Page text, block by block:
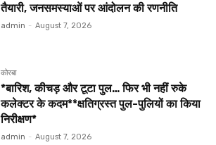
तैयारी, जनसमस्याओं पर आंदोलन की रणनीति
admin - August 7, 2026
कोरबा
*बारिश, कीचड़ और टूटा पुल… फिर भी नहीं रुके
कलेक्टर के कदम**क्षतिग्रस्त पुल-पुलियों का किया
निरीक्षण*
admin - August 7, 2026